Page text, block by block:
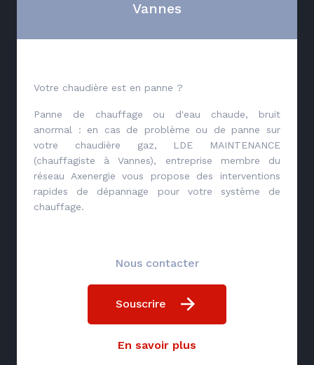
Vannes
Votre chaudière est en panne ?
Panne de chauffage ou d'eau chaude, bruit
anormal : en cas de problème ou de panne sur
votre chaudière gaz, LDE MAINTENANCE
(chauffagiste à Vannes), entreprise membre du
réseau Axenergie vous propose des interventions
rapides de dépannage pour votre système de
chauffage.
Nous contacter
Souscrire
En savoir plus